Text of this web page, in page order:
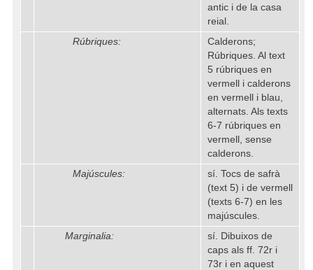
antic i de la casa
reial.
Rúbriques:
Calderons;
Rúbriques. Al text
5 rúbriques en
vermell i calderons
en vermell i blau,
alternats. Als texts
6-7 rúbriques en
vermell, sense
calderons.
Majúscules:
sí. Tocs de safrà
(text 5) i de vermell
(texts 6-7) en les
majúscules.
Marginalia:
sí. Dibuixos de
caps als ff. 72r i
73r i en aquest